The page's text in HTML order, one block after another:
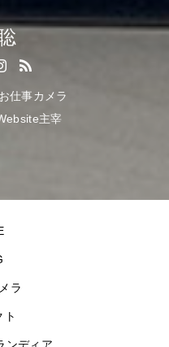
仕事カメラ
主宰
ラ
ト